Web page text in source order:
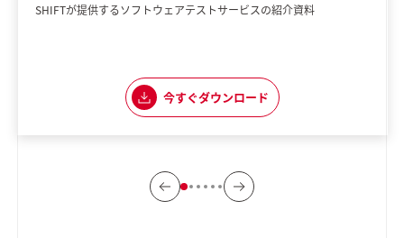
SHIFTが提供するソフトウェアテストサービスの紹介資料
今すぐダウンロード